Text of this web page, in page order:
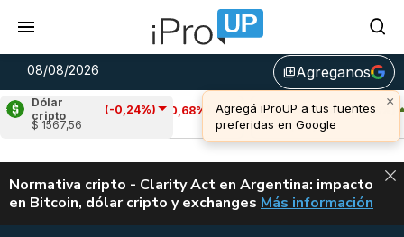
08/08/2026 library_addAgreganos
Dólar
cripto
(-0,24%)
$ 1567,56
Cardano
(-0,68%)
u$s 0,20
Avalanche (0,63%)
u$s 6,53
ALERTA
Normativa cripto - Clarity Act en Argentina: impacto
en Bitcoin, dólar cripto y exchanges CLARITY ACT EN
Más información